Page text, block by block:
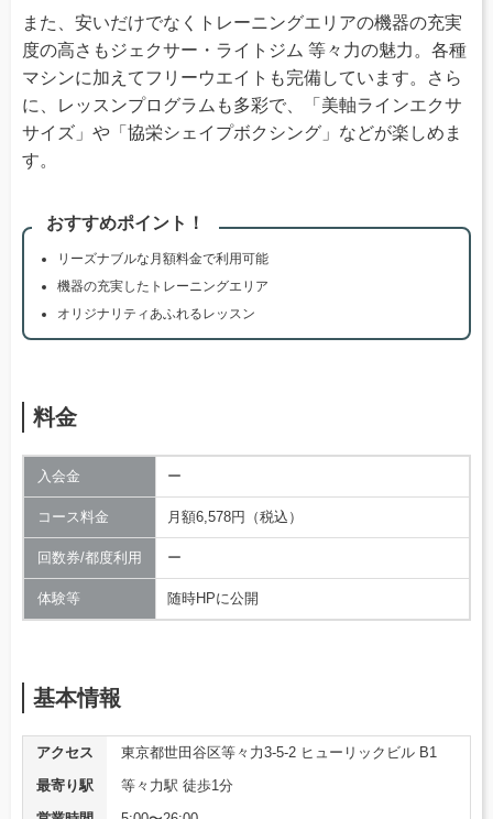
また、安いだけでなくトレーニングエリアの機器の充実
度の高さもジェクサー・ライトジム 等々力の魅力。各種
マシンに加えてフリーウエイトも完備しています。さら
に、レッスンプログラムも多彩で、「美軸ラインエクサ
サイズ」や「協栄シェイプボクシング」などが楽しめま
す。
おすすめポイント！
リーズナブルな月額料金で利用可能
機器の充実したトレーニングエリア
オリジナリティあふれるレッスン
料金
入会金 ー
コース料金 月額6,578円（税込）
回数券/都度利用 ー
体験等 随時HPに公開
基本情報
アクセス
東京都世田谷区等々力3-5-2 ヒューリックビル B1
最寄り駅
等々力駅 徒歩1分